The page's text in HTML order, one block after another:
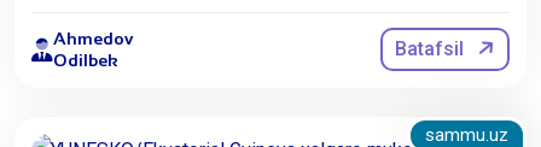
Ahmedov
Odilbek
Batafsil
sammu.uz